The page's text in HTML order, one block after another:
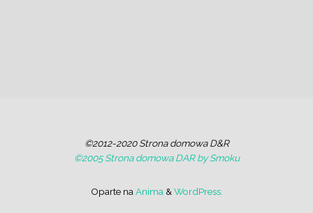
©2012-2020 Strona domowa D&R
©2005 Strona domowa DAR by Smoku
Oparte na Anima & WordPress.